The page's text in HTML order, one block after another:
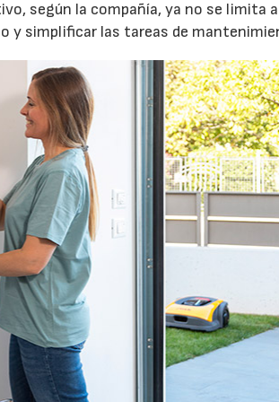
según la compañía, ya no se limita a
y simplificar las tareas de